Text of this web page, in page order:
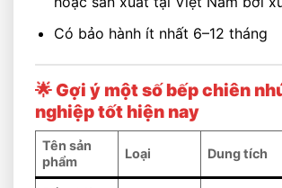
Có bảo hành ít nhất 6–12 tháng
🌟 Gợi ý một số bếp chiên
nghiệp tốt hiện nay
Tên sản
phẩm
Loại Dung tích